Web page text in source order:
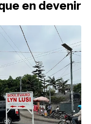
en devenir